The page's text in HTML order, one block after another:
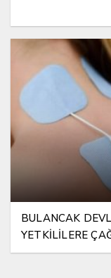
BULANCAK
YETKİLİLERE